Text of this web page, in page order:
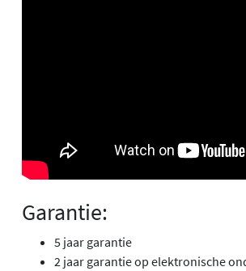
Garantie:
5 jaar garantie
2 jaar garantie op elektronische